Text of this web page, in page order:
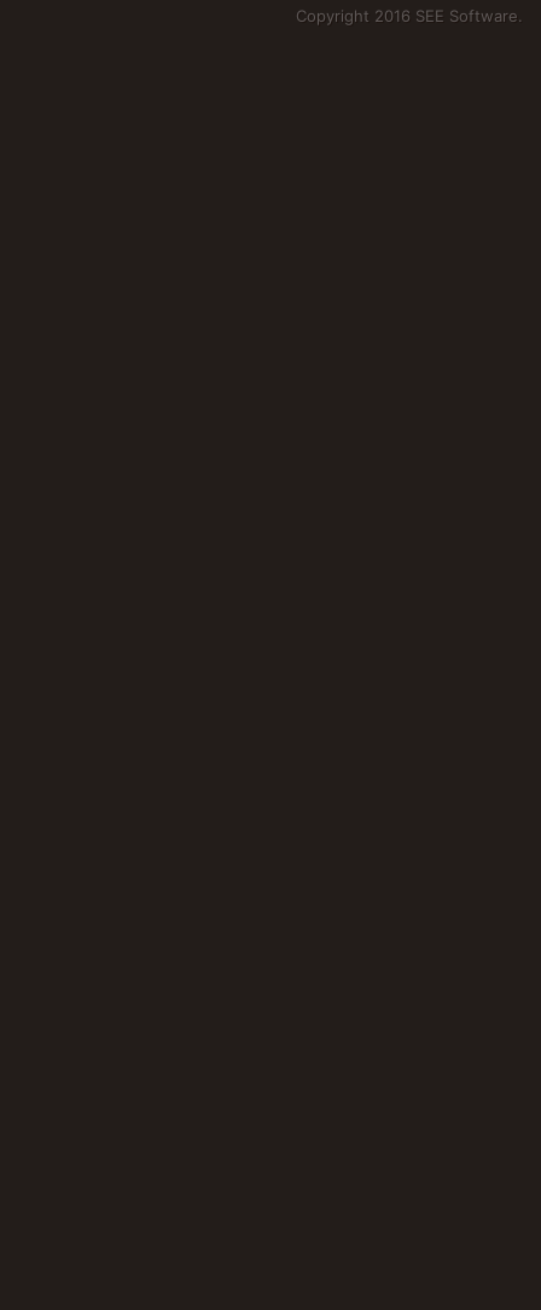
Copyright 2016 SEE Software.